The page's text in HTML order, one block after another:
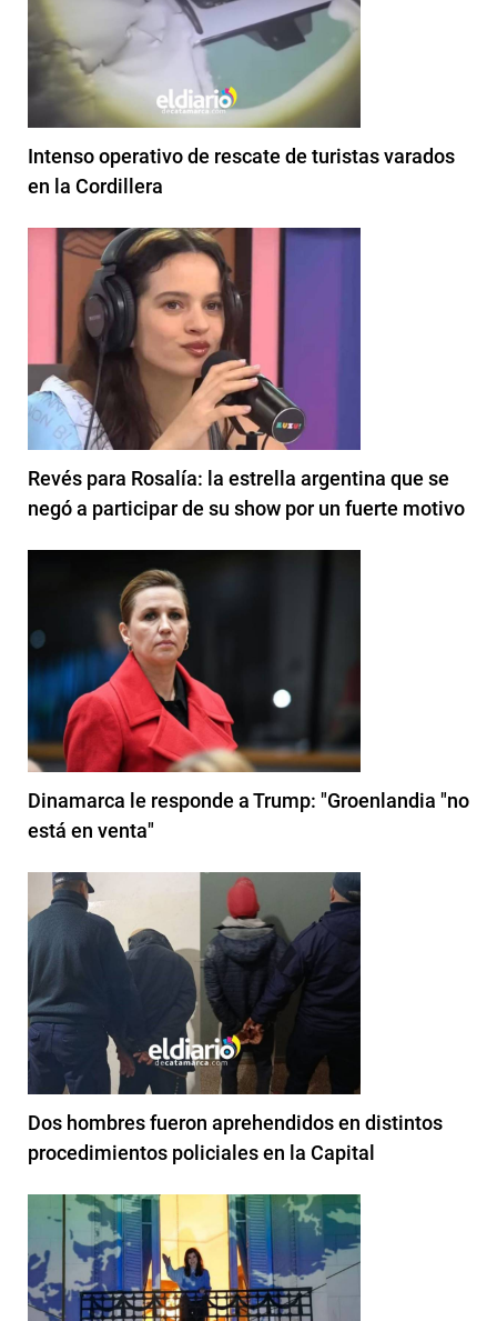
Intenso operativo de rescate de turistas varados
en la Cordillera
Revés para Rosalía: la estrella argentina que se
negó a participar de su show por un fuerte motivo
Dinamarca le responde a Trump: "Groenlandia "no
está en venta"
Dos hombres fueron aprehendidos en distintos
procedimientos policiales en la Capital